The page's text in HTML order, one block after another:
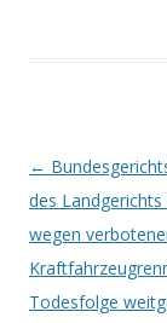
Beitrags-
Navigation
←
des
wegen
Todesfolge